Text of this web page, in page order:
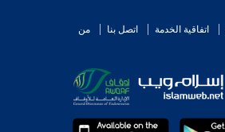
اتفاقية الخدمة اتصل بنا
من